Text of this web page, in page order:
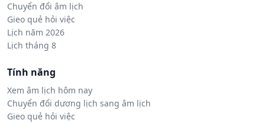
Chuyển đổi âm lịch
Gieo quẻ hỏi việc
Lịch năm 2026
Lịch tháng 8
Tính năng
Xem âm lịch hôm nay
Chuyển đổi dương lịch sang âm lịch
Gieo quẻ hỏi việc